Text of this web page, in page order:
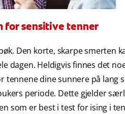
for sensitive tenner
Den korte, skarpe smerten
dagen. Heldigvis finnes det
tennene dine sunnere på lang
periode. Dette gjelder
som er best i test for ising i